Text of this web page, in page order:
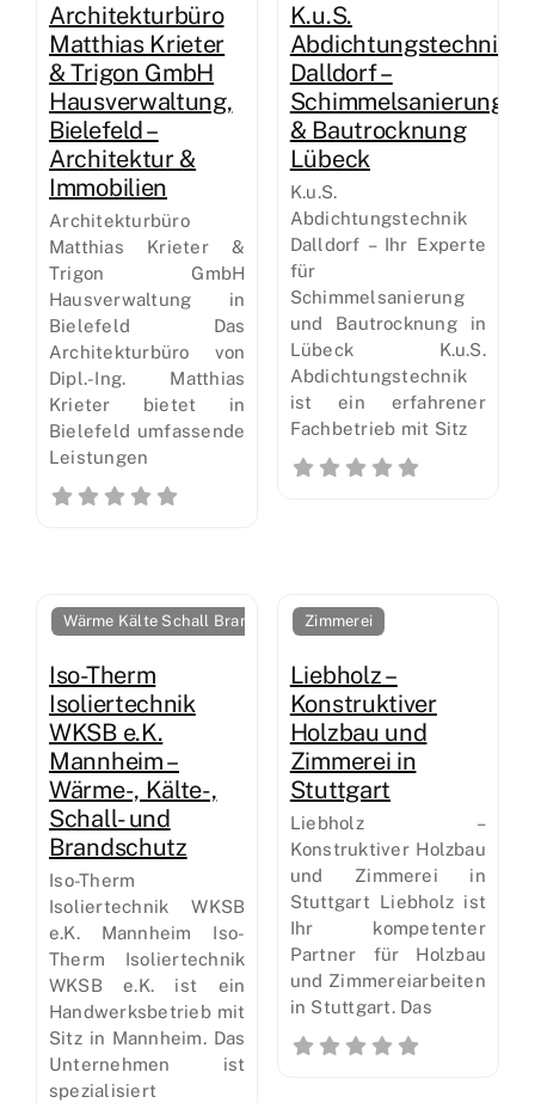
Architekturbüro
Matthias Krieter
& Trigon GmbH
Hausverwaltung,
Bielefeld –
Architektur &
Immobilien
Architekturbüro
Matthias Krieter &
Trigon GmbH
Hausverwaltung in
Bielefeld Das
Architekturbüro von
Dipl.-Ing. Matthias
Krieter bietet in
Bielefeld umfassende
Leistungen
K.u.S.
Abdichtungstechnik
Dalldorf –
Schimmelsanierung
& Bautrocknung
Lübeck
K.u.S.
Abdichtungstechnik
Dalldorf – Ihr Experte
für
Schimmelsanierung
und Bautrocknung in
Lübeck K.u.S.
Abdichtungstechnik
ist ein erfahrener
Fachbetrieb mit Sitz
Wärme Kälte Schall Brandschutz
Iso-Therm
Isoliertechnik
WKSB e.K.
Mannheim –
Wärme-, Kälte-,
Schall- und
Brandschutz
Iso-Therm
Isoliertechnik WKSB
e.K. Mannheim Iso-
Therm Isoliertechnik
WKSB e.K. ist ein
Handwerksbetrieb mit
Sitz in Mannheim. Das
Unternehmen ist
spezialisiert
Zimmerei
Liebholz –
Konstruktiver
Holzbau und
Zimmerei in
Stuttgart
Liebholz –
Konstruktiver Holzbau
und Zimmerei in
Stuttgart Liebholz ist
Ihr kompetenter
Partner für Holzbau
und Zimmereiarbeiten
in Stuttgart. Das